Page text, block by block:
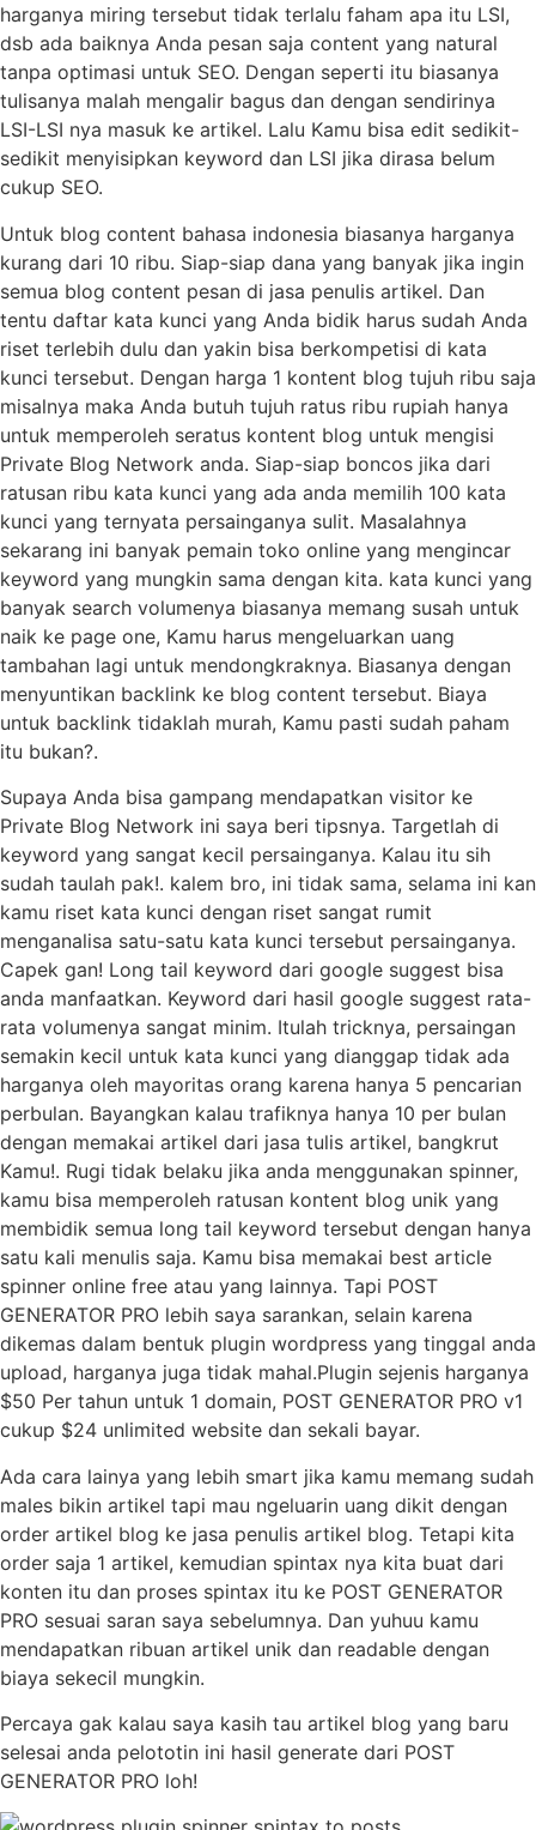
harganya miring tersebut tidak terlalu faham apa itu LSI,
dsb ada baiknya Anda pesan saja content yang natural
tanpa optimasi untuk SEO. Dengan seperti itu biasanya
tulisanya malah mengalir bagus dan dengan sendirinya
LSI-LSI nya masuk ke artikel. Lalu Kamu bisa edit sedikit-
sedikit menyisipkan keyword dan LSI jika dirasa belum
cukup SEO.
Untuk blog content bahasa indonesia biasanya harganya
kurang dari 10 ribu. Siap-siap dana yang banyak jika ingin
semua blog content pesan di jasa penulis artikel. Dan
tentu daftar kata kunci yang Anda bidik harus sudah Anda
riset terlebih dulu dan yakin bisa berkompetisi di kata
kunci tersebut. Dengan harga 1 kontent blog tujuh ribu saja
misalnya maka Anda butuh tujuh ratus ribu rupiah hanya
untuk memperoleh seratus kontent blog untuk mengisi
Private Blog Network anda. Siap-siap boncos jika dari
ratusan ribu kata kunci yang ada anda memilih 100 kata
kunci yang ternyata persainganya sulit. Masalahnya
sekarang ini banyak pemain toko online yang mengincar
keyword yang mungkin sama dengan kita. kata kunci yang
banyak search volumenya biasanya memang susah untuk
naik ke page one, Kamu harus mengeluarkan uang
tambahan lagi untuk mendongkraknya. Biasanya dengan
menyuntikan backlink ke blog content tersebut. Biaya
untuk backlink tidaklah murah, Kamu pasti sudah paham
itu bukan?.
Supaya Anda bisa gampang mendapatkan visitor ke
Private Blog Network ini saya beri tipsnya. Targetlah di
keyword yang sangat kecil persainganya. Kalau itu sih
sudah taulah pak!. kalem bro, ini tidak sama, selama ini kan
kamu riset kata kunci dengan riset sangat rumit
menganalisa satu-satu kata kunci tersebut persainganya.
Capek gan! Long tail keyword dari google suggest bisa
anda manfaatkan. Keyword dari hasil google suggest rata-
rata volumenya sangat minim. Itulah tricknya, persaingan
semakin kecil untuk kata kunci yang dianggap tidak ada
harganya oleh mayoritas orang karena hanya 5 pencarian
perbulan. Bayangkan kalau trafiknya hanya 10 per bulan
dengan memakai artikel dari jasa tulis artikel, bangkrut
Kamu!. Rugi tidak belaku jika anda menggunakan spinner,
kamu bisa memperoleh ratusan kontent blog unik yang
membidik semua long tail keyword tersebut dengan hanya
satu kali menulis saja. Kamu bisa memakai best article
spinner online free atau yang lainnya. Tapi POST
GENERATOR PRO lebih saya sarankan, selain karena
dikemas dalam bentuk plugin wordpress yang tinggal anda
upload, harganya juga tidak mahal.Plugin sejenis harganya
$50 Per tahun untuk 1 domain, POST GENERATOR PRO v1
cukup $24 unlimited website dan sekali bayar.
Ada cara lainya yang lebih smart jika kamu memang sudah
males bikin artikel tapi mau ngeluarin uang dikit dengan
order artikel blog ke jasa penulis artikel blog. Tetapi kita
order saja 1 artikel, kemudian spintax nya kita buat dari
konten itu dan proses spintax itu ke POST GENERATOR
PRO sesuai saran saya sebelumnya. Dan yuhuu kamu
mendapatkan ribuan artikel unik dan readable dengan
biaya sekecil mungkin.
Percaya gak kalau saya kasih tau artikel blog yang baru
selesai anda pelototin ini hasil generate dari POST
GENERATOR PRO loh!